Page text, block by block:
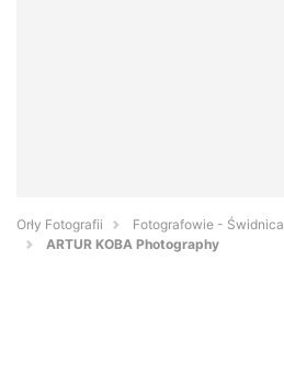
Orły Fotografii
Fotografowie - Świdnica
ARTUR KOBA Photography